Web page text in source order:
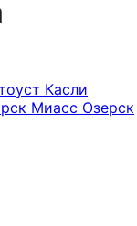
Касли
Миасс Озерск